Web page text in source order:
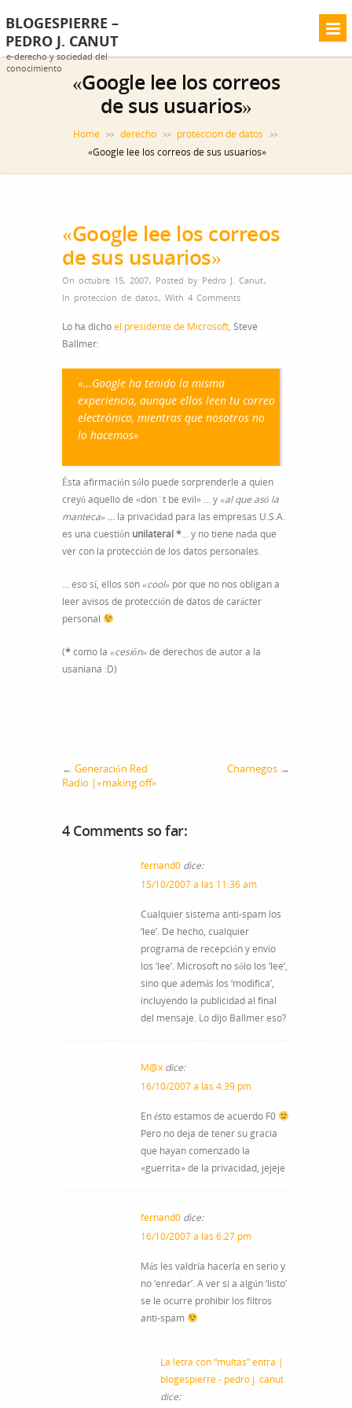
BLOGESPIERRE –
PEDRO J. CANUT
e-derecho y sociedad del
conocimiento
«Google lee los correos
de sus usuarios»
Home >> derecho >> proteccion de datos >>
«Google lee los correos de sus usuarios»
«Google lee los correos
de sus usuarios»
On octubre 15, 2007, Posted by Pedro J. Canut,
In proteccion de datos, With 4 Comments
Lo ha dichoel presidente de Microsoft, Steve
Ballmer:
«…Google ha tenido la misma
experiencia, aunque ellos leen tu correo
electrónico, mientras que nosotros no
lo hacemos»
Ésta afirmación sólo puede sorprenderle a quien
creyó aquello de «don´t be evil» … y«al que asó la
manteca» … la privacidad para las empresas U.S.A.
es una cuestión unilateral*… y no tiene nada que
ver con la protección de los datos personales.
… eso sí, ellos son«cool» por que no nos obligan a
leer avisos de protección de datos de carácter
personal
(*como la «cesión»de derechos de autor a la
usaniana :D)
← Generación Red
Radio |»making off»
Charnegos →
4 Comments so far:
fernand0 dice:
15/10/2007 a las 11:36 am
Cualquier sistema anti-spam los
‘lee’. De hecho, cualquier
programa de recepción y envío
los ‘lee’. Microsoft no sólo los ‘lee’,
sino que además los ‘modifica’,
incluyendo la publicidad al final
del mensaje. Lo dijo Ballmer eso?
M@x dice:
16/10/2007 a las 4:39 pm
En ésto estamos de acuerdo F0
Pero no deja de tener su gracia
que hayan comenzado la
«guerrita» de la privacidad, jejeje
fernand0 dice:
16/10/2007 a las 6:27 pm
Más les valdría hacerla en serio y
no ‘enredar’. A ver si a algún ‘listo’
se le ocurre prohibir los filtros
anti-spam
La letra con “multas” entra |
blogespierre - pedro j. canut
dice: